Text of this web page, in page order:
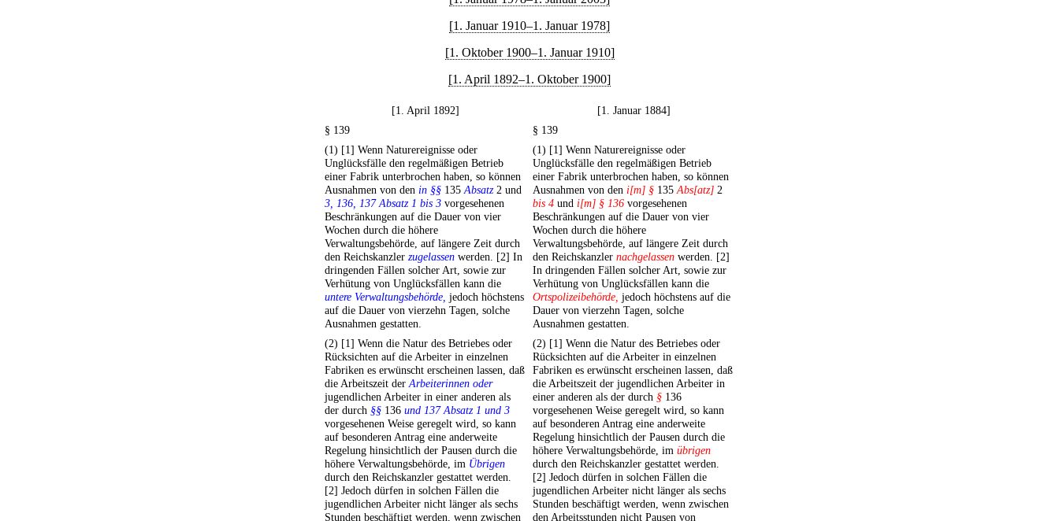
[1. Januar 1910–1. Januar 1978]
[1. Oktober 1900–1. Januar 1910]
[1. April 1892–1. Oktober 1900]
[1. April 1892]
[1. Januar 1884]
§ 139
§ 139
(1) [1] Wenn Naturereignisse oder
Unglücksfälle den regelmäßigen Betrieb
einer Fabrik unterbrochen haben, so können
Ausnahmen von den in §§ 135Absatz2 und
3, 136, 137 Absatz 1 bis 3 vorgesehenen
Beschränkungen auf die Dauer von vier
Wochen durch die höhere
Verwaltungsbehörde, auf längere Zeit durch
den Reichskanzler zugelassen werden. [2] In
dringenden Fällen solcher Art, sowie zur
Verhütung von Unglücksfällen kann die
untere Verwaltungsbehörde, jedoch höchstens
auf die Dauer von vierzehn Tagen, solche
Ausnahmen gestatten.
(1) [1] Wenn Naturereignisse oder
Unglücksfälle den regelmäßigen Betrieb
einer Fabrik unterbrochen haben, so können
Ausnahmen von den i[m] § 135Abs[atz] 2
bis 4 und i[m] § 136 vorgesehenen
Beschränkungen auf die Dauer von vier
Wochen durch die höhere
Verwaltungsbehörde, auf längere Zeit durch
den Reichskanzler nachgelassen werden. [2]
In dringenden Fällen solcher Art, sowie zur
Verhütung von Unglücksfällen kann die
Ortspolizeibehörde, jedoch höchstens auf die
Dauer von vierzehn Tagen, solche
Ausnahmen gestatten.
(2) [1] Wenn die Natur des Betriebes oder
Rücksichten auf die Arbeiter in einzelnen
Fabriken es erwünscht erscheinen lassen, daß
die Arbeitszeit derArbeiterinnen oder
jugendlichen Arbeiter in einer anderen als
der durch §§ 136 und 137 Absatz 1 und 3
vorgesehenen Weise geregelt wird, so kann
auf besonderen Antrag eine anderweite
Regelung hinsichtlich der Pausen durch die
höhere Verwaltungsbehörde, im Übrigen
durch den Reichskanzler gestattet werden.
[2] Jedoch dürfen in solchen Fällen die
jugendlichen Arbeiter nicht länger als sechs
Stunden beschäftigt werden, wenn zwischen
(2) [1] Wenn die Natur des Betriebes oder
Rücksichten auf die Arbeiter in einzelnen
Fabriken es erwünscht erscheinen lassen, daß
die Arbeitszeit der jugendlichen Arbeiter in
einer anderen als der durch § 136
vorgesehenen Weise geregelt wird, so kann
auf besonderen Antrag eine anderweite
Regelung hinsichtlich der Pausen durch die
höhere Verwaltungsbehörde, im übrigen
durch den Reichskanzler gestattet werden.
[2] Jedoch dürfen in solchen Fällen die
jugendlichen Arbeiter nicht länger als sechs
Stunden beschäftigt werden, wenn zwischen
den Arbeitsstunden nicht Pausen von